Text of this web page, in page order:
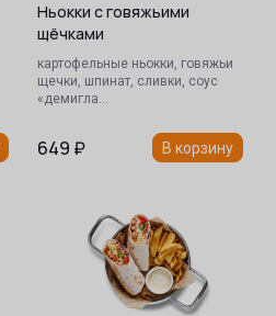
Ньокки с говяжьими
щёчками
картофельные ньокки, говяжьи
щечки, шпинат, сливки, соус
«демигла…
649 ₽ В корзину